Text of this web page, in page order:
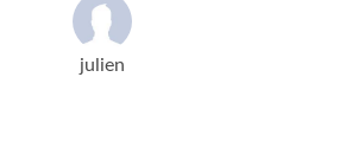
julien